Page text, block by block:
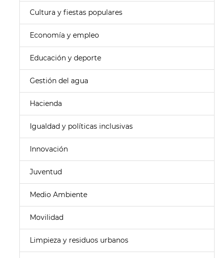
Cultura y fiestas populares
Economía y empleo
Educación y deporte
Gestión del agua
Hacienda
Igualdad y políticas inclusivas
Innovación
Juventud
Medio Ambiente
Movilidad
Limpieza y residuos urbanos